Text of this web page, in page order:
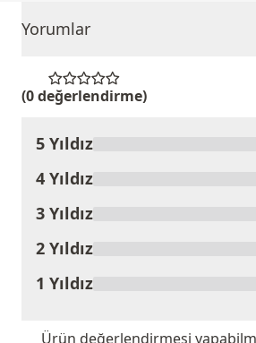
Yorumlar
(0 değerlendirme)
Ürünü Değerlendir
5 Yıldız
4 Yıldız
3 Yıldız
2 Yıldız
1 Yıldız
Ürün değerlendirmesi